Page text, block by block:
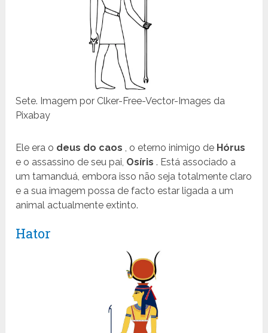
Sete. Imagem por Clker-Free-Vector-Images da
Pixabay
Ele era o deus do caos , o eterno inimigo de Hórus
e o assassino de seu pai, Osíris . Está associado a
um tamanduá, embora isso não seja totalmente claro
e a sua imagem possa de facto estar ligada a um
animal actualmente extinto.
Hator